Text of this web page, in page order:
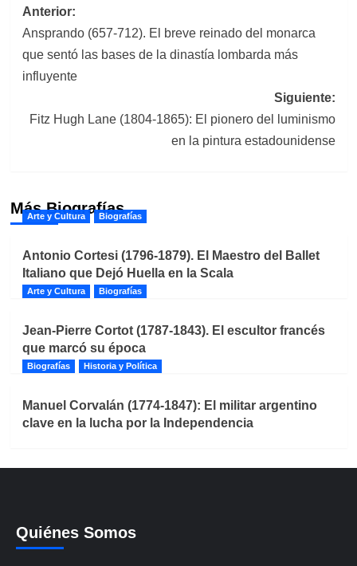
Navegación
de
entradas
Anterior:
Ansprando (657-712). El breve reinado del monarca
que sentó las bases de la dinastía lombarda más
influyente
Siguiente:
Fitz Hugh Lane (1804-1865): El pionero del luminismo
en la pintura estadounidense
Más Biografías
Arte y Cultura Biografías
Antonio Cortesi (1796-1879). El Maestro del Ballet
Italiano que Dejó Huella en la Scala
Arte y Cultura Biografías
Jean-Pierre Cortot (1787-1843). El escultor francés
que marcó su época
Biografías Historia y Política
Manuel Corvalán (1774-1847): El militar argentino
clave en la lucha por la Independencia
Quiénes Somos